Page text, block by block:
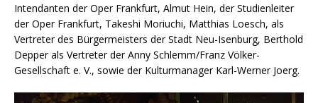
Intendanten der Oper Frankfurt, Almut Hein, der Studienleiter
der Oper Frankfurt, Takeshi Moriuchi, Matthias Loesch, als
Vertreter des Bürgermeisters der Stadt Neu-Isenburg, Berthold
Depper als Vertreter der Anny Schlemm/Franz Völker-
Gesellschaft e. V., sowie der Kulturmanager Karl-Werner Joerg.